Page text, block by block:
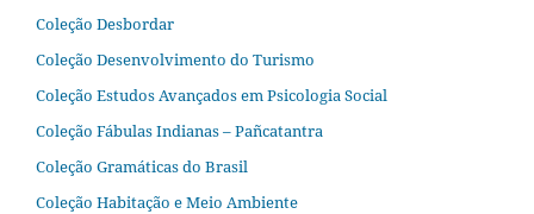
Coleção Desbordar
Coleção Desenvolvimento do Turismo
Coleção Estudos Avançados em Psicologia Social
Coleção Fábulas Indianas – Pañcatantra
Coleção Gramáticas do Brasil
Coleção Habitação e Meio Ambiente